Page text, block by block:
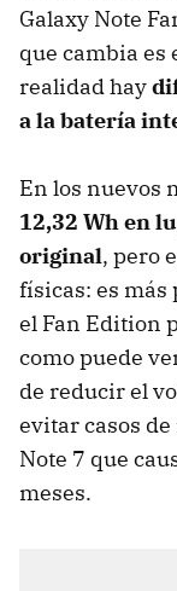
Galaxy Note
que cambia es
realidad hay
a la batería
En los nuevos
12,32 Wh en
original, pero
físicas: es más
el Fan Edition
como puede
de reducir el
evitar casos
Note 7 que
meses.